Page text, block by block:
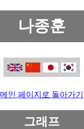
나종훈
메인 페이지로 돌아가기
그래프